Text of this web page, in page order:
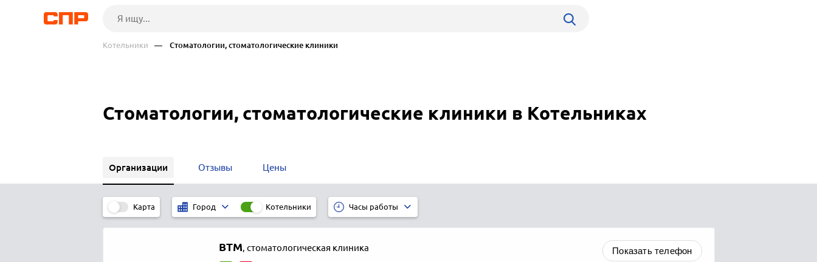
Котельники — Стоматологии, стоматологические клиники
Стоматологии, стоматологические клиники в Котельниках
Организации Отзывы Цены
Карта Город Котельники Часы работы
ВТМ, стоматологическая клиника Показать телефон